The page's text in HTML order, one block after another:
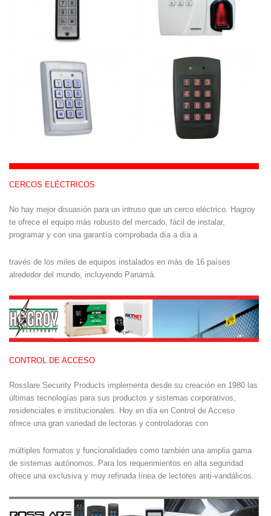
CERCOS ELÉCTRICOS
No hay mejor disuasión para un intruso que un cerco eléctrico. Hagroy
te ofrece el equipo más robusto del mercado, fácil de instalar,
programar y con una garantía comprobada día a día a
través de los miles de equipos instalados en más de 16 países
alrededor del mundo, incluyendo Panamá.
CONTROL DE ACCESO
Rosslare Security Products implementa desde su creación en 1980 las
últimas tecnologías para sus productos y sistemas corporativos,
residenciales e institucionales. Hoy en día en Control de Acceso
ofrece una gran variedad de lectoras y controladoras con
múltiples formatos y funcionalidades como también una amplia gama
de sistemas autónomos. Para los requerimientos en alta seguridad
ofrece una exclusiva y muy refinada línea de lectores anti-vandálicos.